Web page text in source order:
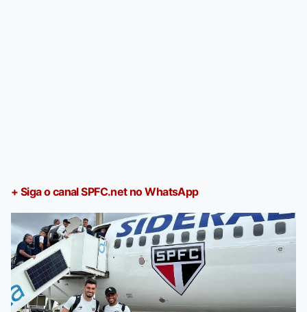
+ Siga o canal SPFC.net no WhatsApp